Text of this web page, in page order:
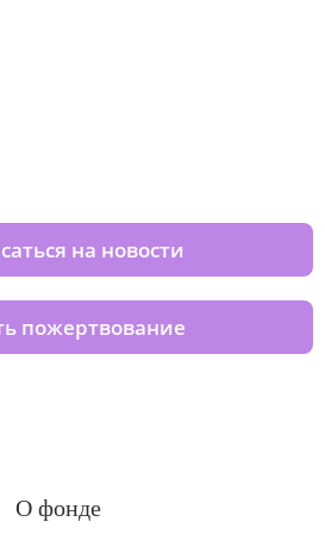
на новости
пожертвование
О фонде